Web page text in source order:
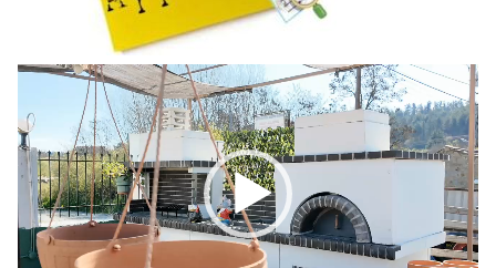
Πρόγραμμα
Αναπαραγωγής
Βίντεο